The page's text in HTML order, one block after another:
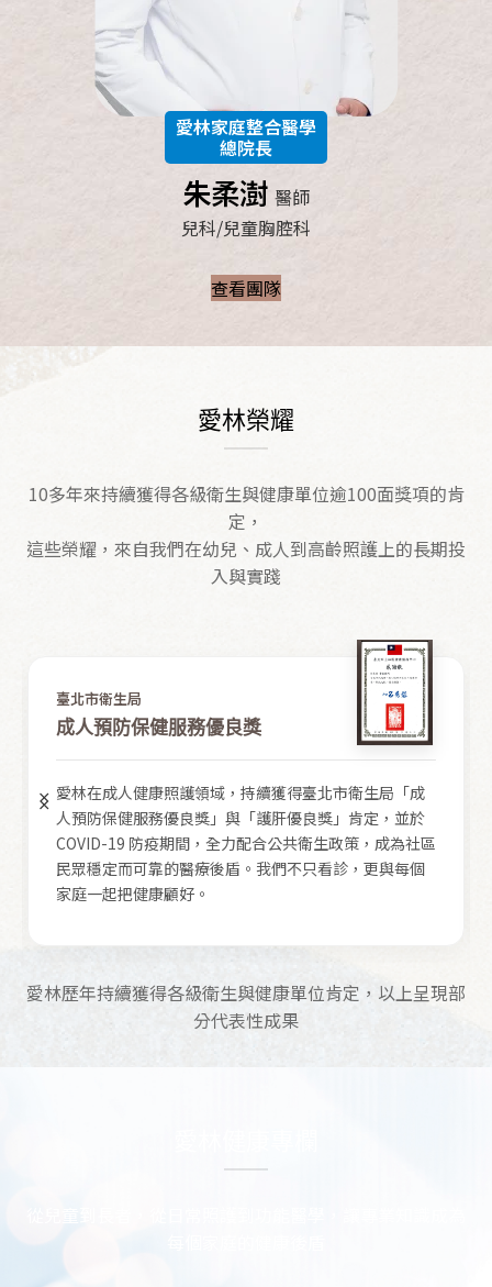
愛林家庭整合醫學
總院長
朱柔澍 醫師
兒科/兒童胸腔科
查看團隊
愛林榮耀
10多年來持續獲得各級衛生與健康單位逾100面獎項的肯
定，
這些榮耀，來自我們在幼兒、成人到高齡照護上的長期投
入與實踐
臺北市衛生局
成人預防保健服務優良獎
愛林在成人健康照護領域，持續獲得臺北市衛生局「成
人預防保健服務優良獎」與「護肝優良獎」肯定，並於
COVID-19 防疫期間，全力配合公共衛生政策，成為社區
民眾穩定而可靠的醫療後盾。我們不只看診，更與每個
家庭一起把健康顧好。
愛林歷年持續獲得各級衛生與健康單位肯定，以上呈現部
分代表性成果